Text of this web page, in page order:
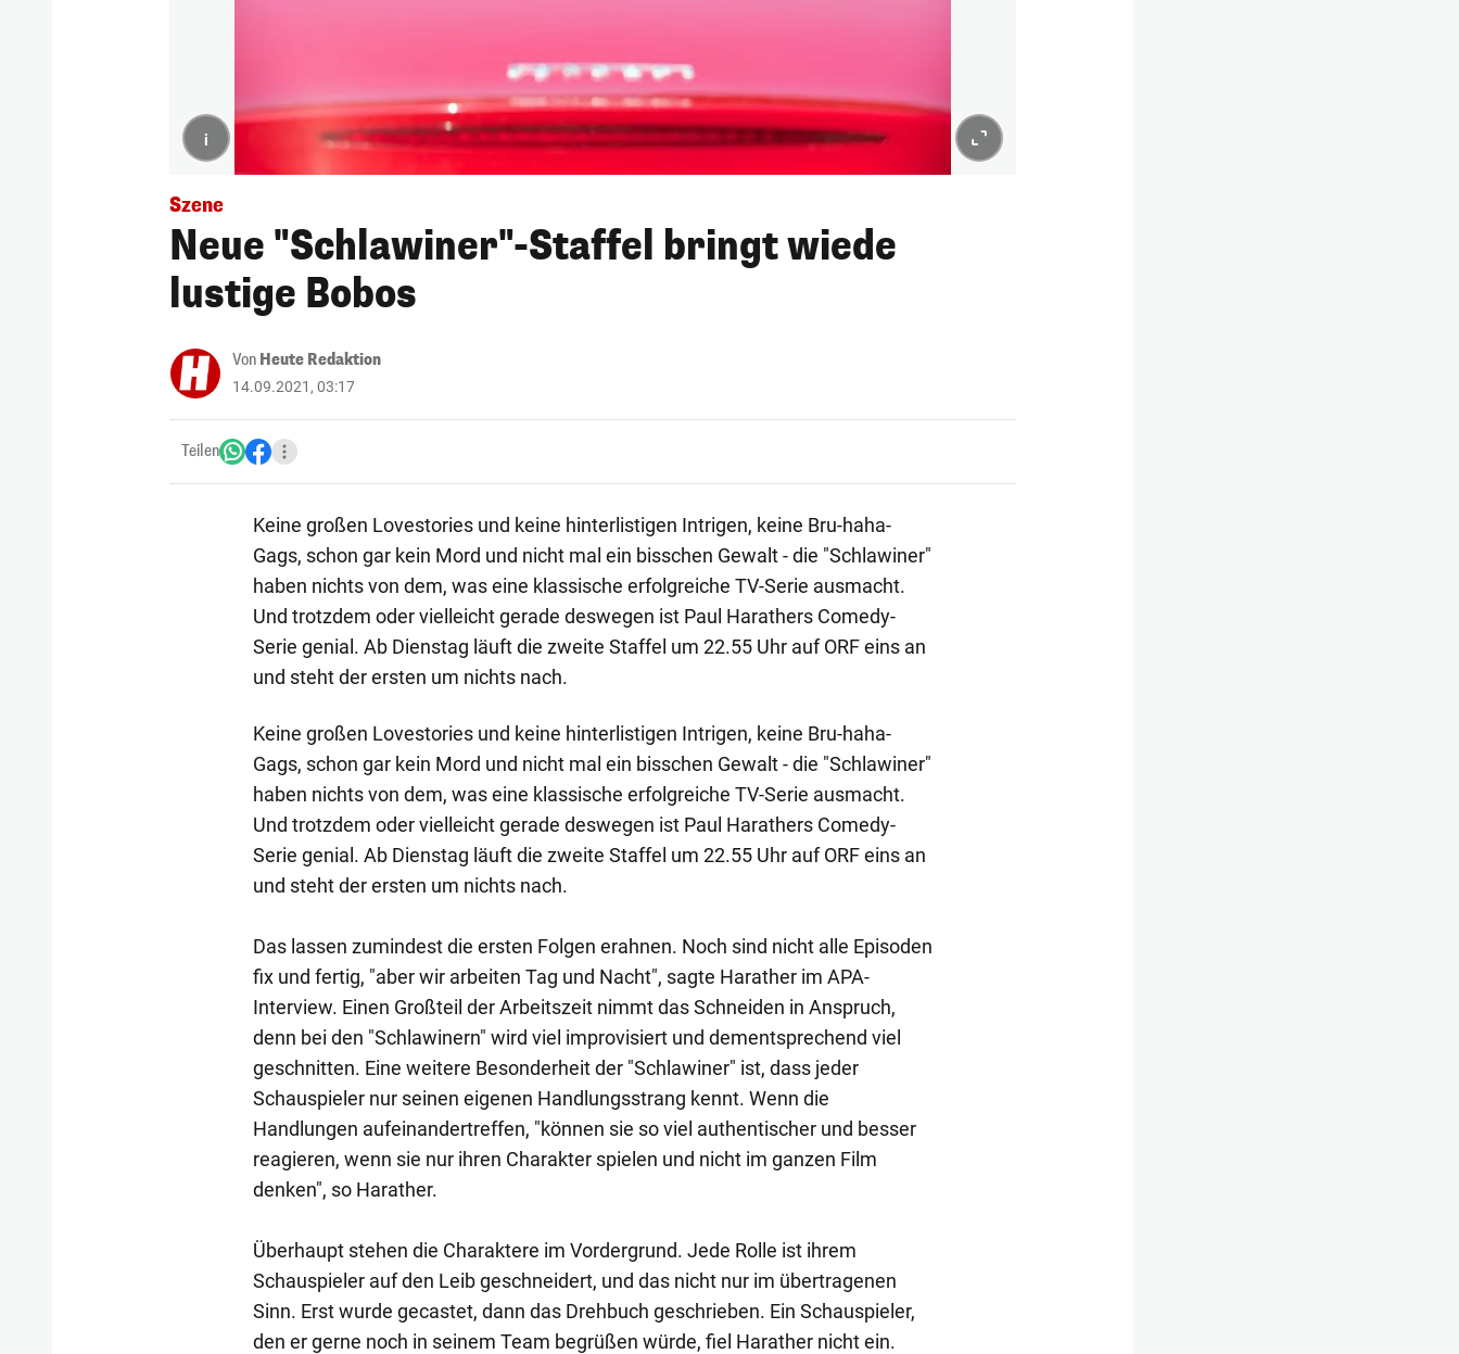
i
Szene
Neue "Schlawiner"-Staffel bringt wiede
lustige Bobos
Von Heute Redaktion
14.09.2021, 03:17
Teilen
Keine großen Lovestories und keine hinterlistigen Intrigen, keine Bru-haha-
Gags, schon gar kein Mord und nicht mal ein bisschen Gewalt - die "Schlawiner"
haben nichts von dem, was eine klassische erfolgreiche TV-Serie ausmacht.
Und trotzdem oder vielleicht gerade deswegen ist Paul Harathers Comedy-
Serie genial. Ab Dienstag läuft die zweite Staffel um 22.55 Uhr auf ORF eins an
und steht der ersten um nichts nach.
Keine großen Lovestories und keine hinterlistigen Intrigen, keine Bru-haha-
Gags, schon gar kein Mord und nicht mal ein bisschen Gewalt - die "Schlawiner"
haben nichts von dem, was eine klassische erfolgreiche TV-Serie ausmacht.
Und trotzdem oder vielleicht gerade deswegen ist Paul Harathers Comedy-
Serie genial. Ab Dienstag läuft die zweite Staffel um 22.55 Uhr auf ORF eins an
und steht der ersten um nichts nach.
Das lassen zumindest die ersten Folgen erahnen. Noch sind nicht alle Episoden
fix und fertig, "aber wir arbeiten Tag und Nacht", sagte Harather im APA-
Interview. Einen Großteil der Arbeitszeit nimmt das Schneiden in Anspruch,
denn bei den "Schlawinern" wird viel improvisiert und dementsprechend viel
geschnitten. Eine weitere Besonderheit der "Schlawiner" ist, dass jeder
Schauspieler nur seinen eigenen Handlungsstrang kennt. Wenn die
Handlungen aufeinandertreffen, "können sie so viel authentischer und besser
reagieren, wenn sie nur ihren Charakter spielen und nicht im ganzen Film
denken", so Harather.
Überhaupt stehen die Charaktere im Vordergrund. Jede Rolle ist ihrem
Schauspieler auf den Leib geschneidert, und das nicht nur im übertragenen
Sinn. Erst wurde gecastet, dann das Drehbuch geschrieben. Ein Schauspieler,
den er gerne noch in seinem Team begrüßen würde, fiel Harather nicht ein.